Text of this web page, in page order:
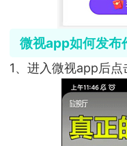
微视app如何发布
1、进入微视app后点